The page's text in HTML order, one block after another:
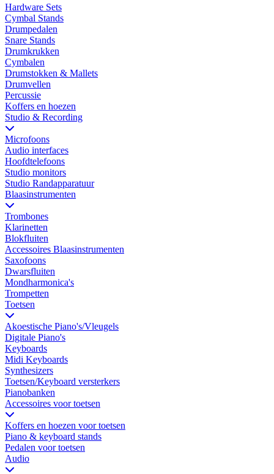
Hardware Sets
Cymbal Stands
Drumpedalen
Snare Stands
Drumkrukken
Cymbalen
Drumstokken & Mallets
Drumvellen
Percussie
Koffers en hoezen
Studio & Recording
Microfoons
Audio interfaces
Hoofdtelefoons
Studio monitors
Studio Randapparatuur
Blaasinstrumenten
Trombones
Klarinetten
Blokfluiten
Accessoires Blaasinstrumenten
Saxofoons
Dwarsfluiten
Mondharmonica's
Trompetten
Toetsen
Akoestische Piano's/Vleugels
Digitale Piano's
Keyboards
Midi Keyboards
Synthesizers
Toetsen/Keyboard versterkers
Pianobanken
Accessoires voor toetsen
Koffers en hoezen voor toetsen
Piano & keyboard stands
Pedalen voor toetsen
Audio